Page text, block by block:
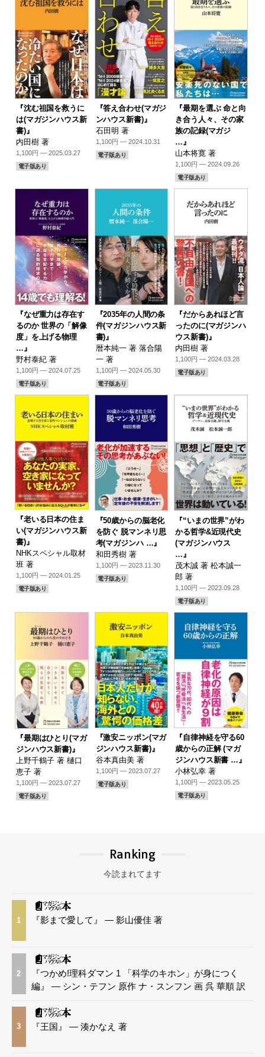
『沈む祖国を救うに
は(マガジンハウス新
書)』
内田樹 著
1,100円 — 2025.03.27
電子版あり
『答え合わせ(マガジ
ンハウス新書)』
石田明 著
1,100円 — 2024.10.31
電子版あり
『最期を選ぶ 命と向
き合う人々、その家
族の記録(マガジ
…』
山本将寛 著
1,100円 — 2024.09.26
電子版あり
『なぜ重力は存在す
るのか 世界の「解像
度」を上げる物理
…』
野村泰紀 著
1,100円 — 2024.07.25
電子版あり
『2035年の人間の条
件(マガジンハウス新
書)』
暦本純一 著 落合陽
一 著
1,100円 — 2024.05.30
電子版あり
『だからあれほど言
ったのに(マガジンハ
ウス新書)』
内田樹 著
1,100円 — 2024.03.28
電子版あり
『老いる日本の住ま
い(マガジンハウス新
書)』
NHKスペシャル取材
班 著
1,100円 — 2024.01.25
電子版あり
『50歳からの脳老化
を防ぐ 脱マンネリ思
考(マガジンハ …』
和田秀樹 著
1,100円 — 2023.11.30
電子版あり
『“いまの世界”がわ
かる哲学&近現代史
(マガジンハウス
…』
茂木誠 著 松本誠一
郎 著
1,100円 — 2023.09.28
電子版あり
『最期はひとり(マガ
ジンハウス新書)』
上野千鶴子 著 樋口
恵子 著
1,100円 — 2023.07.27
電子版あり
『激安ニッポン(マガ
ジンハウス新書)』
谷本真由美 著
1,100円 — 2023.07.27
電子版あり
『自律神経を守る60
歳からの正解 (マガ
ジンハウス新書 …』
小林弘幸 著
1,100円 — 2023.05.25
電子版あり
Ranking
今読まれてます
1 『影まで愛して』 — 影山優佳 著
2
『つかめ!理科ダマン 1 「科学のキホン」が身につく
編』 — シン・テフン 原作 ナ・スンフン 画 呉 華順 訳
3 『王国』 — 湊かなえ 著